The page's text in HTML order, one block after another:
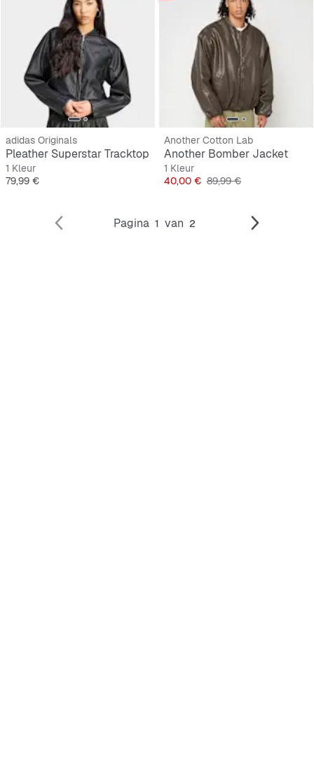
adidas Originals
Pleather Superstar Tracktop
1 Kleur
Prijs
79,99 €
Another Cotton Lab
Another Bomber Jacket
1 Kleur
Prijs
40,00 € Originele Prijs
89,99 €
Pagina 1 van 2